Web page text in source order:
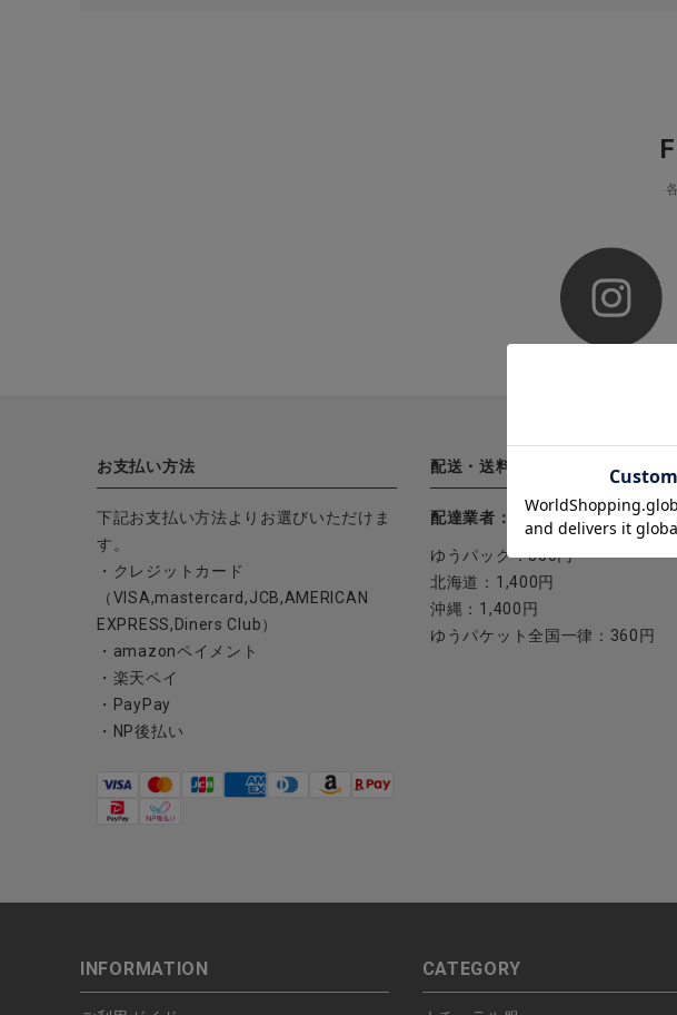
ギフト
ブランド
全ての商品
CONTENTS
ショップリスト
お支払い方法
下記お支払い方法よりお選びいただけま
す。
・クレジットカード
（VISA,mastercard,JCB,AMERICAN
EXPRESS,Diners Club）
・amazonペイメント
・楽天ペイ
・PayPay
・NP後払い
配送・送料について
配達業者：日本郵便
ゆうパック：800円
北海道：1,400円
沖縄：1,400円
ゆうパケット全国一律：360円
INFORMATION CATEGORY